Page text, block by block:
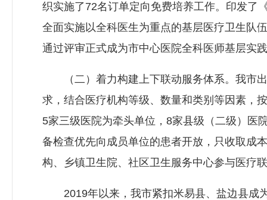
织实施了72名订单定向免费培养工作。印发了
全面实施以全科医生为重点的基层医疗卫生队
通过评审正式成为市中心医院全科医师基层实
（二）着力构建上下联动服务体系。我市出
求，结合医疗机构等级、数量和类别等因素，
5家三级医院为牵头单位，8家县级（二级）医
备检查优先向成员单位的患者开放，只收取成
构、乡镇卫生院、社区卫生服务中心参与医疗
2019年以来，我市紧扣米易县、盐边县成为